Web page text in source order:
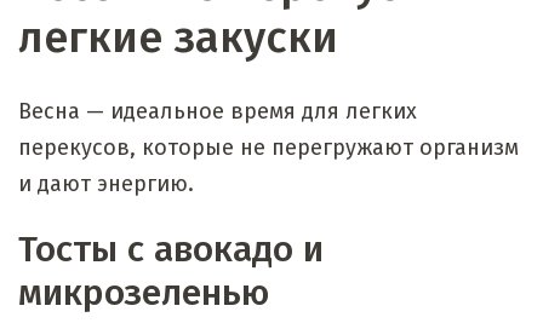
легкие закуски
Весна — идеальное время для легких
перекусов, которые не перегружают организм
и дают энергию.
Тосты с авокадо и
микрозеленью